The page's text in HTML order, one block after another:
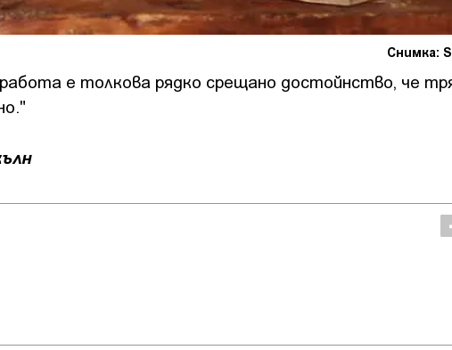
Снимка:
е толкова рядко срещано достойнство, че